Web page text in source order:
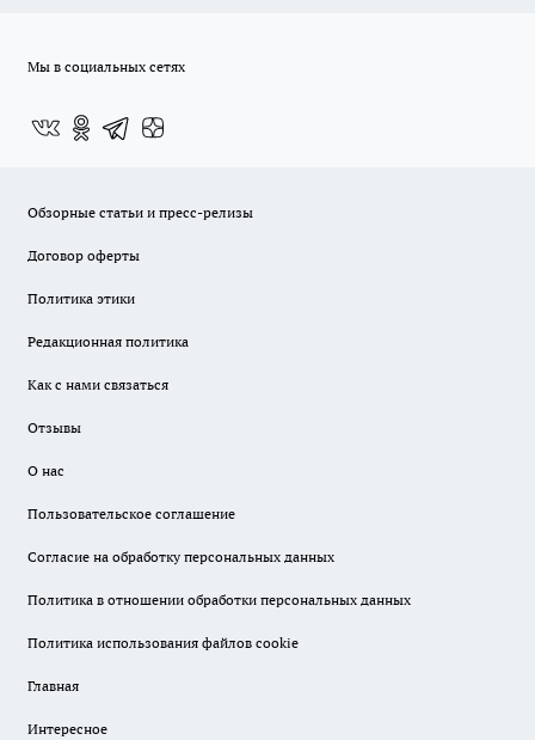
Мы в социальных сетях
Обзорные статьи и пресс-релизы
Договор оферты
Политика этики
Редакционная политика
Как с нами связаться
Отзывы
О нас
Пользовательское соглашение
Согласие на обработку персональных данных
Политика в отношении обработки персональных данных
Политика использования файлов cookie
Главная
Интересное